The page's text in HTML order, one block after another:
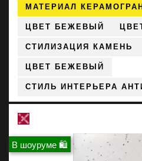
МАТЕРИАЛ
ЦВЕТ БЕЖЕВЫЙ
СТИЛИЗАЦИЯ КАМЕНЬ
ЦВЕТ БЕЖЕВЫЙ
СТИЛЬ ИНТЕРЬЕРА
В шоуруме 🛍